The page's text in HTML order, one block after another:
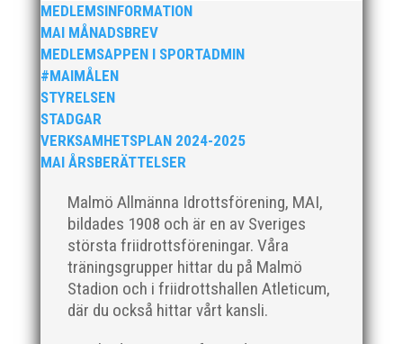
MEDLEMSINFORMATION
MAI MÅNADSBREV
MEDLEMSAPPEN I SPORTADMIN
#MAIMÅLEN
STYRELSEN
STADGAR
VERKSAMHETSPLAN 2024-2025
MAI ÅRSBERÄTTELSER
Malmö Allmänna Idrottsförening, MAI,
bildades 1908 och är en av Sveriges
största friidrottsföreningar. Våra
träningsgrupper hittar du på Malmö
Stadion och i friidrottshallen Atleticum,
där du också hittar vårt kansli.
löpare från MAI RUNNERS som sprang det
mysiga Sylvesterloppet på självaste nyårsafton.
Formen är enkel, ett eller två varv runt
Pildammsparken (2,7 km respektive 5,4
kilometer), med tidtagning på de fem främsta i
varje...